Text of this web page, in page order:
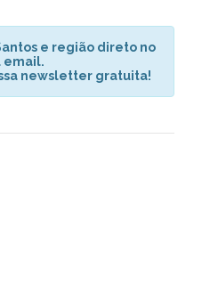
e região direto no
email.
newsletter gratuita!